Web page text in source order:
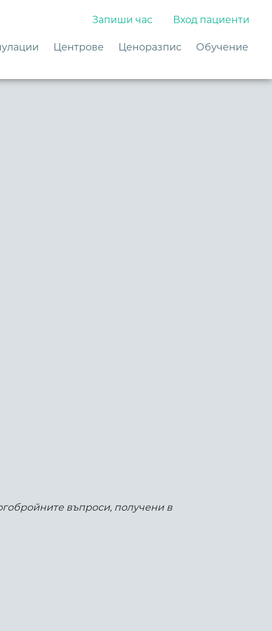
Запиши час Вход пациенти
Центрове Ценоразпис Обучение
въпроси, получени в